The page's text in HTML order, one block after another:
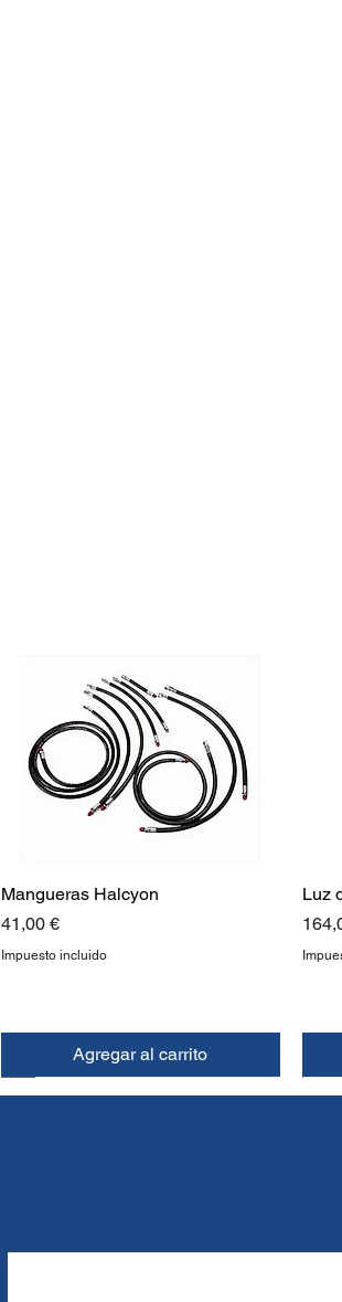
Mangueras Halcyon
Precio
41,00 €
Impuesto incluido
Agregar al carrito
Luz